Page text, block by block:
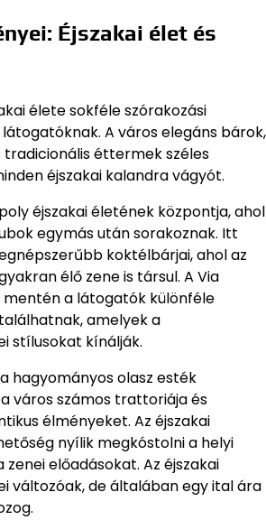
Éjszakai élet és
élete sokféle szórakozási
A város elegáns bárok,
tradicionális éttermek széles
éjszakai kalandra vágyót.
éjszakai életének központja, ahol
egymás után sorakoznak. Itt
koktélbárjai, ahol az
élő zene is társul. A Via
a látogatók különféle
amelyek a
stílusokat kínálják.
hagyományos olasz esték
város számos trattoriája és
élményeket. Az éjszakai
nyílik megkóstolni a helyi
előadásokat. Az éjszakai
változóak, de általában egy ital ára